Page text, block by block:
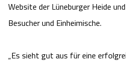
Wildpark
Veranstaltungen &
Website der Lüneburger Heide
Besucher und Einheimische.
„Es sieht gut aus für eine